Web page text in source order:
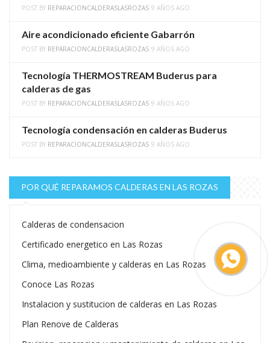
POST BY REPARACIONCALDERASLASROZAS 9 AÑOS AGO
Aire acondicionado eficiente Gabarrón
POST BY REPARACIONCALDERASLASROZAS 9 AÑOS AGO
Tecnología THERMOSTREAM Buderus para
calderas de gas
POST BY REPARACIONCALDERASLASROZAS 9 AÑOS AGO
Tecnología condensación en calderas Buderus
POST BY REPARACIONCALDERASLASROZAS 9 AÑOS AGO
POR QUÉ REPARAMOS CALDERAS EN LAS ROZAS
Calderas de condensacion
Certificado energetico en Las Rozas
Clima, medioambiente y calderas en Las Rozas
Conoce Las Rozas
Instalacion y sustitucion de calderas en Las Rozas
Plan Renove de Calderas